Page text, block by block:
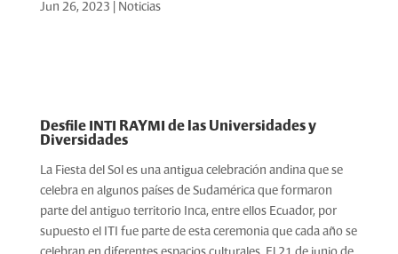
Jun 26, 2023 Noticias
Desfile INTI RAYMI de las Universidades y
Diversidades
La Fiesta del Sol es una antigua celebración andina que se
celebra en algunos países de Sudamérica que formaron
parte del antiguo territorio Inca, entre ellos Ecuador, por
supuesto el ITI fue parte de esta ceremonia que cada año se